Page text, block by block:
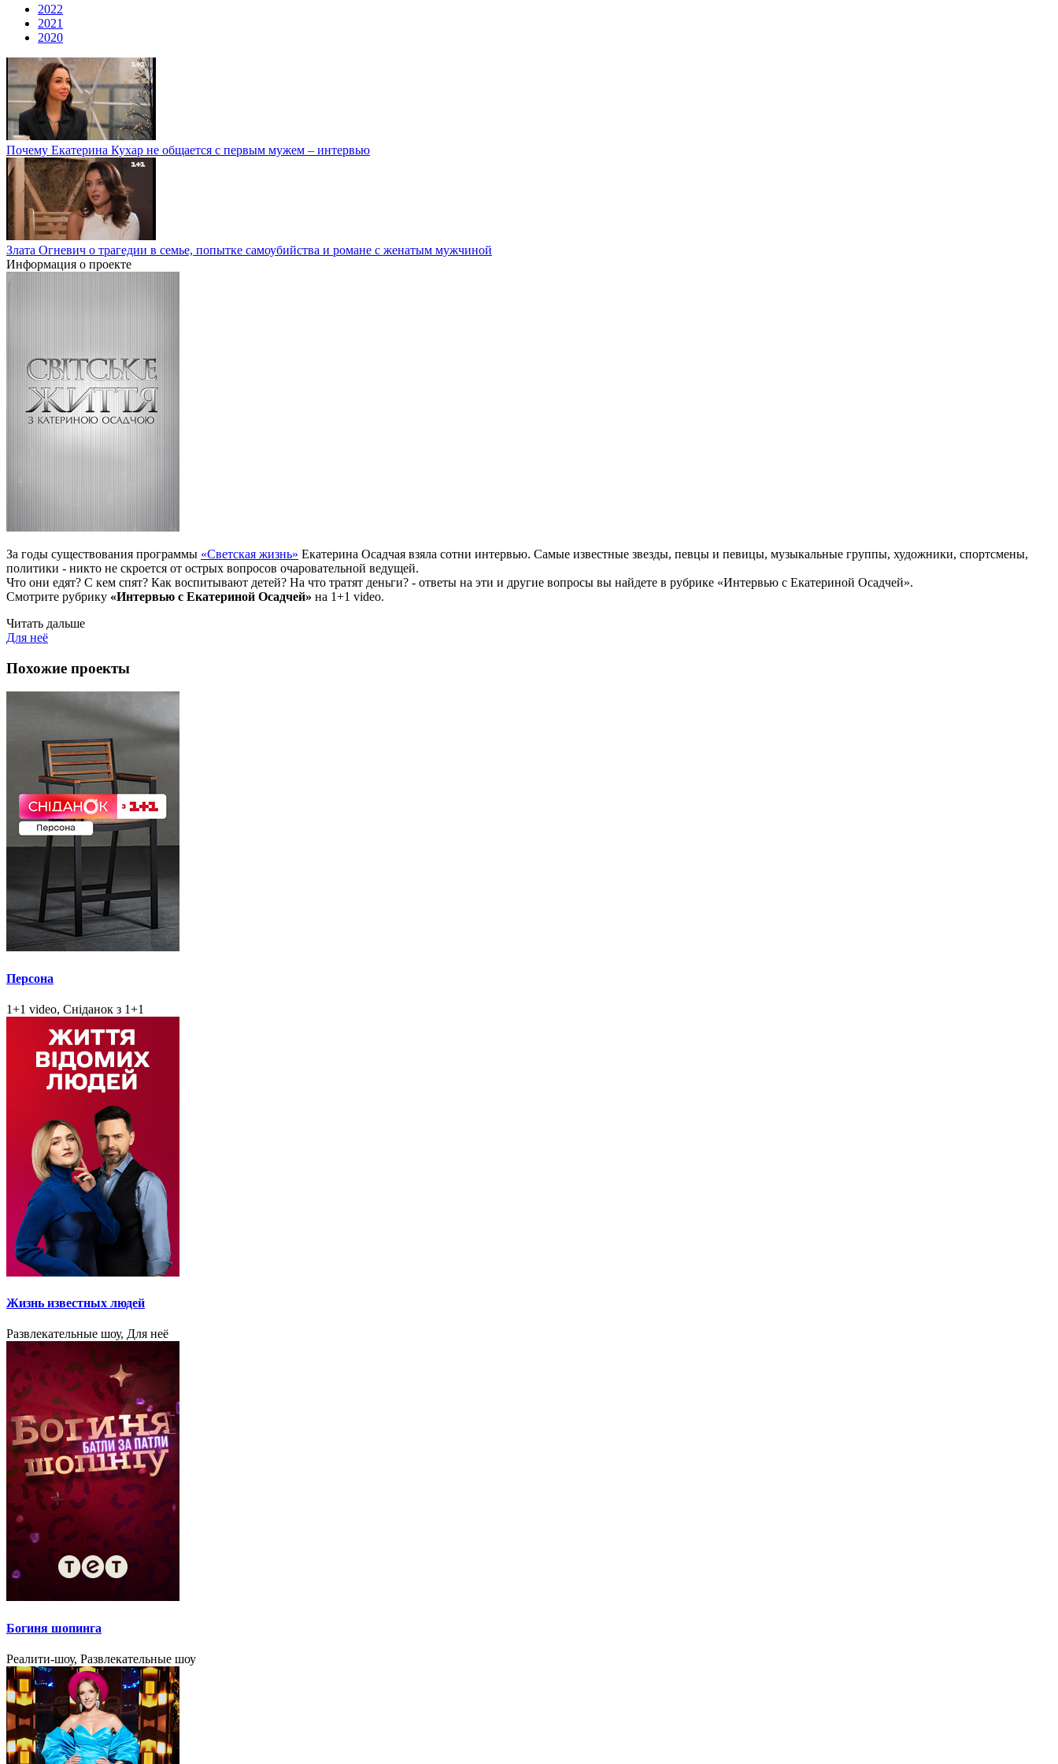
2022
2021
2020
Почему Екатерина Кухар не общается с первым мужем – интервью
Злата Огневич о трагедии в семье, попытке самоубийства и романе с женатым мужчиной
Информация о проекте
За годы существования программы «Светская жизнь» Екатерина Осадчая взяла сотни интервью. Самые известные звезды, певцы и певицы, музыкальные группы, художники, спортсмены,
политики - никто не скроется от острых вопросов очаровательной ведущей.
Что они едят? С кем спят? Как воспитывают детей? На что тратят деньги? - ответы на эти и другие вопросы вы найдете в рубрике «Интервью с Екатериной Осадчей».
Смотрите рубрику «Интервью с Екатериной Осадчей» на 1+1 video.
Читать дальше
Для неё
Похожие проекты
Персона
1+1 video, Сніданок з 1+1
Жизнь известных людей
Развлекательные шоу, Для неё
Богиня шопинга
Реалити-шоу, Развлекательные шоу